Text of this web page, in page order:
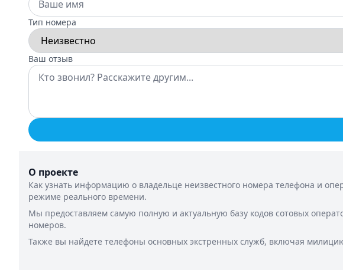
Тип номера
Ваш отзыв
О проекте
Как узнать информацию о владельце неизвестного номера телефона и
режиме реального времени.
Мы предоставляем самую полную и актуальную базу кодов сотовых
номеров.
Также вы найдете телефоны основных экстренных служб, включая